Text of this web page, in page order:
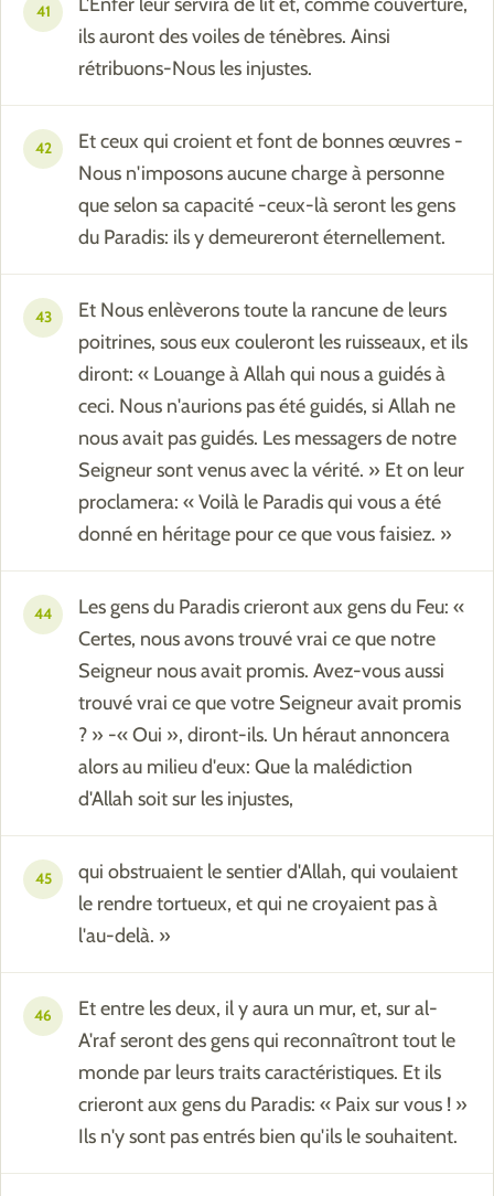
41
ils auront des voiles de ténèbres. Ainsi
rétribuons-Nous les injustes.
42
Et ceux qui croient et font de bonnes œuvres -
Nous n'imposons aucune charge à personne
que selon sa capacité -ceux-là seront les gens
du Paradis: ils y demeureront éternellement.
43
Et Nous enlèverons toute la rancune de leurs
poitrines, sous eux couleront les ruisseaux, et ils
diront: « Louange à Allah qui nous a guidés à
ceci. Nous n'aurions pas été guidés, si Allah ne
nous avait pas guidés. Les messagers de notre
Seigneur sont venus avec la vérité. » Et on leur
proclamera: « Voilà le Paradis qui vous a été
donné en héritage pour ce que vous faisiez. »
44
Les gens du Paradis crieront aux gens du Feu: «
Certes, nous avons trouvé vrai ce que notre
Seigneur nous avait promis. Avez-vous aussi
trouvé vrai ce que votre Seigneur avait promis
? » -« Oui », diront-ils. Un héraut annoncera
alors au milieu d'eux: Que la malédiction
d'Allah soit sur les injustes,
45
qui obstruaient le sentier d'Allah, qui voulaient
le rendre tortueux, et qui ne croyaient pas à
l'au-delà. »
46
Et entre les deux, il y aura un mur, et, sur al-
A'raf seront des gens qui reconnaîtront tout le
monde par leurs traits caractéristiques. Et ils
crieront aux gens du Paradis: « Paix sur vous ! »
Ils n'y sont pas entrés bien qu'ils le souhaitent.